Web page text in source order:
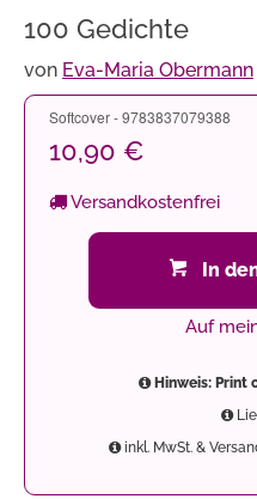
100 Gedichte
von Eva-Maria Obermann
Softcover - 9783837079388
10,90 €
Versandkostenfrei
In
Auf
Hinweis: Print
inkl. MwSt. &